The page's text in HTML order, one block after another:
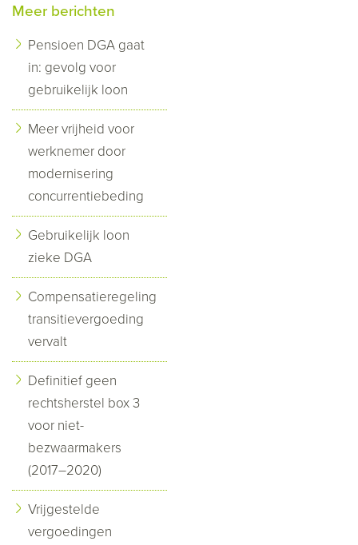
Meer berichten
Pensioen DGA gaat
in: gevolg voor
gebruikelijk loon
Meer vrijheid voor
werknemer door
modernisering
concurrentiebeding
Gebruikelijk loon
zieke DGA
Compensatieregeling
transitievergoeding
vervalt
Definitief geen
rechtsherstel box 3
voor niet-
bezwaarmakers
(2017–2020)
Vrijgestelde
vergoedingen